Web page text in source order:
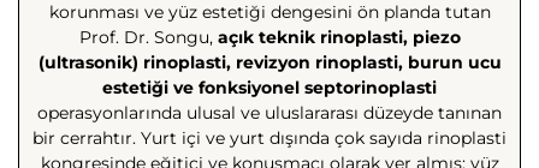
korunması ve yüz estetiği dengesini ön planda tutan
Prof. Dr. Songu,açık teknik rinoplasti, piezo
(ultrasonik) rinoplasti, revizyon rinoplasti, burun ucu
estetiği ve fonksiyonel septorinoplasti
operasyonlarında ulusal ve uluslararası düzeyde tanınan
bir cerrahtır. Yurt içi ve yurt dışında çok sayıda rinoplasti
kongresinde eğitici ve konuşmacı olarak yer almış; yüz